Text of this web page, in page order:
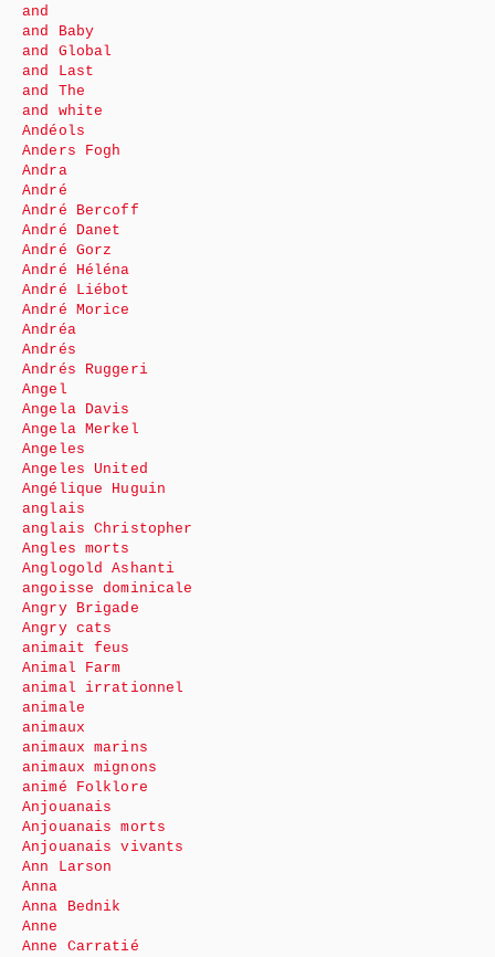
and
and Baby
and Global
and Last
and The
and white
Andéols
Anders Fogh
Andra
André
André Bercoff
André Danet
André Gorz
André Héléna
André Liébot
André Morice
Andréa
Andrés
Andrés Ruggeri
Angel
Angela Davis
Angela Merkel
Angeles
Angeles United
Angélique Huguin
anglais
anglais Christopher
Angles morts
Anglogold Ashanti
angoisse dominicale
Angry Brigade
Angry cats
animait feus
Animal Farm
animal irrationnel
animale
animaux
animaux marins
animaux mignons
animé Folklore
Anjouanais
Anjouanais morts
Anjouanais vivants
Ann Larson
Anna
Anna Bednik
Anne
Anne Carratié